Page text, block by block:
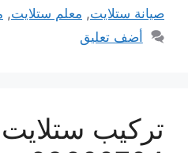
صيانة ستلايت, معلم ستلايت,
أضف تعليق
تركيب